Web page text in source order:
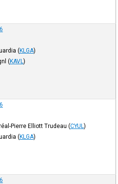
(KLGA)
(KAVL )
Pierre Elliott Trudeau (CYUL )
(KLGA)